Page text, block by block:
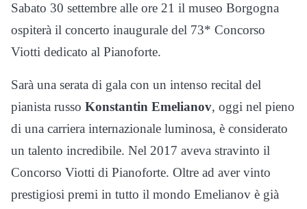
Sabato 30 settembre alle ore 21 il museo Borgogna
ospiterà il concerto inaugurale del 73* Concorso
Viotti dedicato al Pianoforte.
Sarà una serata di gala con un intenso recital del
pianista russo Konstantin Emelianov, oggi nel pieno
di una carriera internazionale luminosa, è considerato
un talento incredibile. Nel 2017 aveva stravinto il
Concorso Viotti di Pianoforte. Oltre ad aver vinto
prestigiosi premi in tutto il mondo Emelianov è già